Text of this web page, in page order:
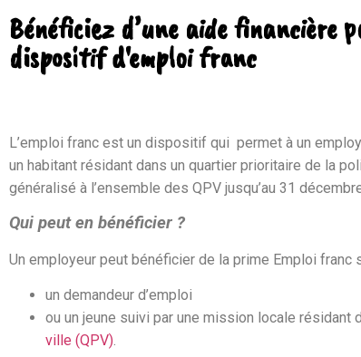
Bénéficiez d’une aide financière
dispositif d'emploi franc
L’emploi franc est un dispositif qui permet à un
un habitant résidant dans un quartier prioritaire de la
généralisé à l’ensemble des QPV jusqu’au 31
Qui peut en bénéficier ?
Un employeur peut bénéficier de la prime Emploi franc
un demandeur d’emploi
ou un jeune suivi par une mission locale résidant
ville (QPV).